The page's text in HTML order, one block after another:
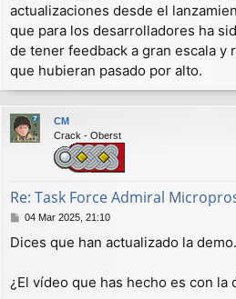
actualizaciones desde el
que para los desarrolladores ha
de tener feedback a gran escala y
que hubieran pasado por alto.
CM
Crack - Oberst
Re: Task Force Admiral
M
n
a
j
04 Mar 2025, 21:10
Dices que han actualizado la
¿El vídeo que has hecho es con la